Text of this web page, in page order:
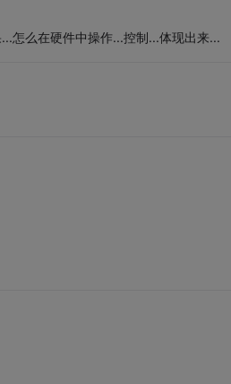
怎么在硬件中操作...控制...体现出来...